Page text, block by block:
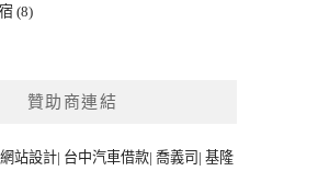
(8)
贊助商連結
網站設計| 台中汽車借款| 喬義司 | 基隆